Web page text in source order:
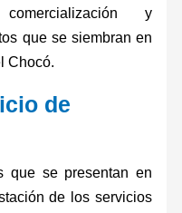
y
que se siembran en
Chocó.
de
que se presentan en
de los servicios